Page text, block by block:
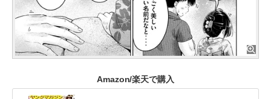
Amazon/楽天で購入